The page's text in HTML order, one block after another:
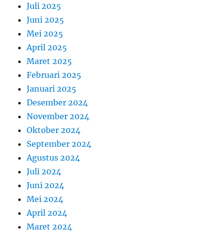
Juli 2025
Juni 2025
Mei 2025
April 2025
Maret 2025
Februari 2025
Januari 2025
Desember 2024
November 2024
Oktober 2024
September 2024
Agustus 2024
Juli 2024
Juni 2024
Mei 2024
April 2024
Maret 2024